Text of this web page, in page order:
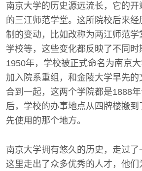
南京大学的历史源远流长，它的
的三江师范学堂。这所院校后来
制的变动，比如改称为两江师范
学校等，这些变化都反映了不同
1950年，学校被正式命名为南京
加入院系重组，和金陵大学早先
合到一起，这两个学院都是1888
后，学校的办事地点从四牌楼搬
先使用的那个地方。
南京大学拥有悠久的历史，走过
这里走出了众多优秀的人才，他